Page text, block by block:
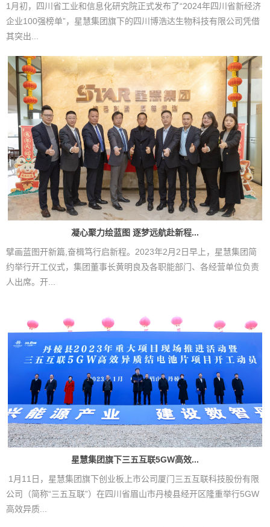
1月初，四川省工业和信息化研究院正式发布了“2024年四川省新经济
企业100强榜单”，星慧集团旗下的四川博浩达生物科技有限公司凭借
其突出...
凝心聚力绘蓝图 逐梦远航赴新程...
擘画蓝图开新篇,奋楫笃行启新程。2023年2月2日早上，星慧集团简
约举行开工仪式，集团董事长黄明良及各职能部门、各经营单位负责
人出席。开...
星慧集团旗下三五互联5GW高效...
1月11日，星慧集团旗下创业板上市公司厦门三五互联科技股份有限
公司（简称“三五互联”）在四川省眉山市丹棱县经开区隆重举行5GW
高效异质...